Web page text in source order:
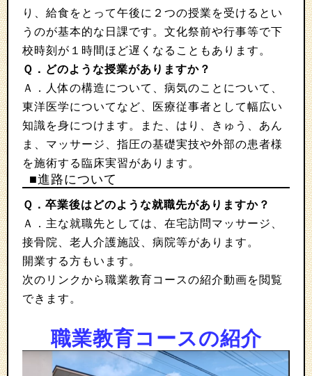
り、給食をとって午後に２つの授業を受けるとい
うのが基本的な日課です。文化祭前や行事等で下
校時刻が１時間ほど遅くなることもあります。
Ｑ．どのような授業がありますか？
Ａ．人体の構造について、病気のことについて、
東洋医学についてなど、医療従事者として幅広い
知識を身につけます。また、はり、きゅう、あん
ま、マッサージ、指圧の基礎実技や外部の患者様
を施術する臨床実習があります。
■進路について
Ｑ．卒業後はどのような就職先がありますか？
Ａ．主な就職先としては、在宅訪問マッサージ、
接骨院、老人介護施設、病院等があります。
開業する方もいます。
次のリンクから職業教育コースの紹介動画を閲覧
できます。
職業教育コースの紹介